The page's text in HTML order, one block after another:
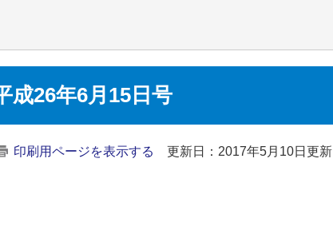
成26年6月15日号
印刷用ページを表示する 更新日：2017年5月10日更新